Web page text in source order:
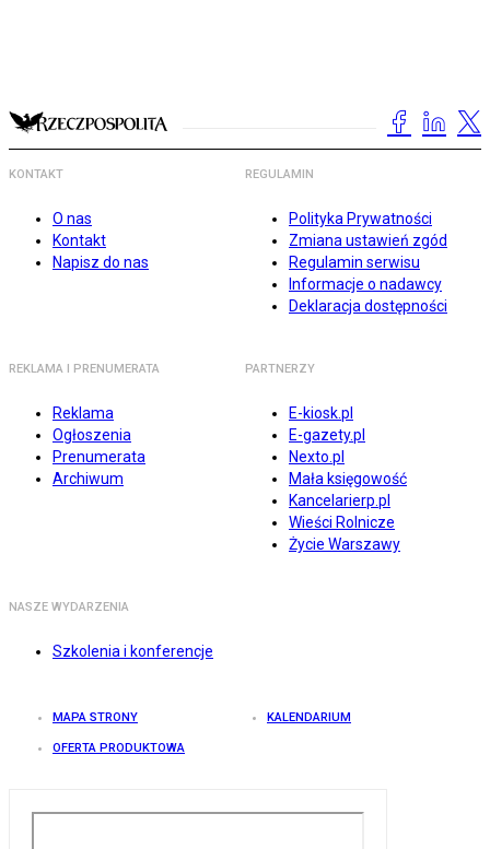
KONTAKT
O nas
Kontakt
Napisz do nas
REGULAMIN
Polityka Prywatności
Zmiana ustawień zgód
Regulamin serwisu
Informacje o nadawcy
Deklaracja dostępności
REKLAMA I PRENUMERATA
Reklama
Ogłoszenia
Prenumerata
Archiwum
PARTNERZY
E-kiosk.pl
E-gazety.pl
Nexto.pl
Mała księgowość
Kancelarierp.pl
Wieści Rolnicze
Życie Warszawy
NASZE WYDARZENIA
Szkolenia i konferencje
MAPA STRONY KALENDARIUM
OFERTA PRODUKTOWA